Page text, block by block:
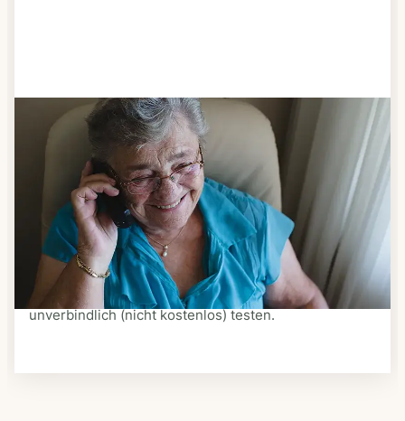
Schritt 3
Bestellen & liefern lassen
Suchen Sie sich aus dem Speiseplan Ihres Anbieters
aus, was Ihnen schmeckt. Bestellen Sie telefonisch,
schriftlich oder im Online-Shop Ihres Anbieters.
Ein Kurier liefert Ihnen das bestellte Essen zum
vereinbarten Zeitpunkt nach Hause. Bei vielen
Anbietern können Sie Essen auf Rädern auch
unverbindlich (nicht kostenlos) testen.